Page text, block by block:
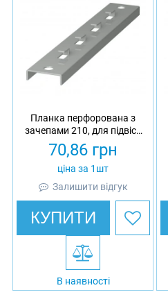
Планка перфорована з
зачепами 210, для підвісу
сітчастого лотка 150,
оцинкована, Ardic
70,86 грн
ціна за 1шт
Залишити відгук
КУПИТИ
В наявності